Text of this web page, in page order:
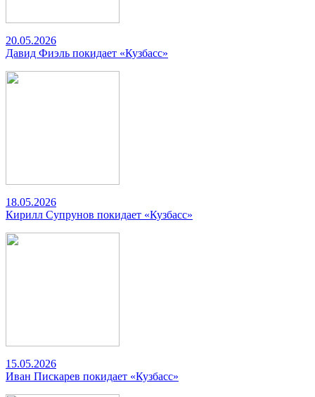
20.05.2026
Давид Фиэль покидает «Кузбасс»
18.05.2026
Кирилл Супрунов покидает «Кузбасс»
15.05.2026
Иван Пискарев покидает «Кузбасс»